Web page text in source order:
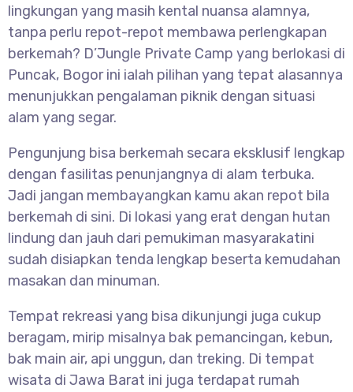
lingkungan yang masih kental nuansa alamnya,
tanpa perlu repot-repot membawa perlengkapan
berkemah? D’Jungle Private Camp yang berlokasi di
Puncak, Bogor ini ialah pilihan yang tepat alasannya
menunjukkan pengalaman piknik dengan situasi
alam yang segar.
Pengunjung bisa berkemah secara eksklusif lengkap
dengan fasilitas penunjangnya di alam terbuka.
Jadi jangan membayangkan kamu akan repot bila
berkemah di sini. Di lokasi yang erat dengan hutan
lindung dan jauh dari pemukiman masyarakatini
sudah disiapkan tenda lengkap beserta kemudahan
masakan dan minuman.
Tempat rekreasi yang bisa dikunjungi juga cukup
beragam, mirip misalnya bak pemancingan, kebun,
bak main air, api unggun, dan treking. Di tempat
wisata di Jawa Barat ini juga terdapat rumah